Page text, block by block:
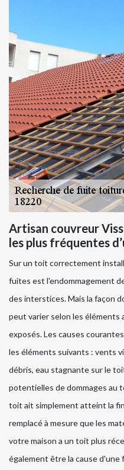
Artisan couvreur
les plus fréquentes
Sur un toit correctement
fuites est l'endommagement
des interstices. Mais la façon
peut varier selon les éléments
exposés. Les causes
les éléments suivants : vents
débris, eau stagnante sur le
potentielles de dommages au
toit ait simplement atteint la
remplacé à mesure que les
votre maison a un toit plus
également être la cause d'une